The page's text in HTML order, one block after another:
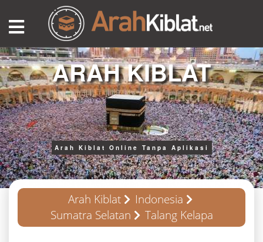
ARAH KIBLAT
Arah Kiblat Online Tanpa Aplikasi
Arah Kiblat
Indonesia
Sumatra Selatan
Talang Kelapa